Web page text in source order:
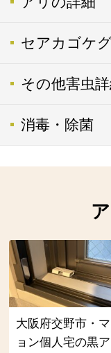
セアカゴケ
その他害虫
消毒・除菌
大阪府交野市・
ョン個人宅の黒